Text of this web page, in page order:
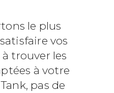
le plus
vos
trouver les
à votre
pas de